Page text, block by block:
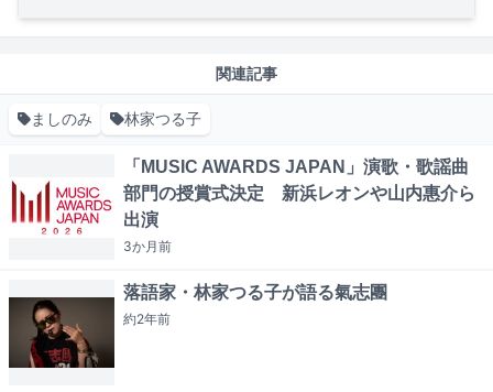
関連記事
ましのみ 林家つる子
「MUSIC AWARDS JAPAN」演歌・歌謡曲
部門の授賞式決定 新浜レオンや山内惠介ら
出演
3か月前
落語家・林家つる子が語る氣志團
約2年前